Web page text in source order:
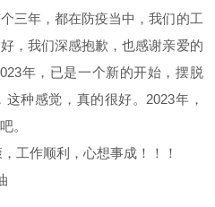
三年，都在防疫当中，我们的工
，我们深感抱歉，也感谢亲爱的
年，已是一个新的开始，摆脱
种感觉，真的很好。2023年，
。
工作顺利，心想事成！！！